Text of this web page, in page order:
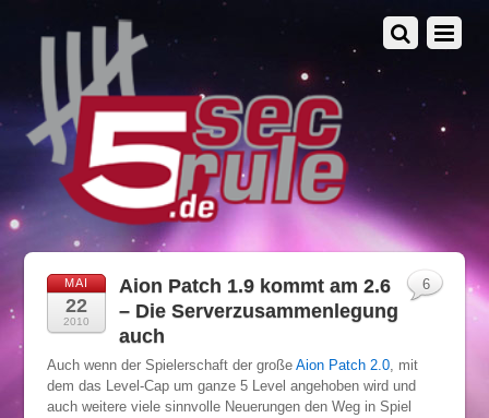
MAI
22
2010
Aion Patch 1.9 kommt am 2.6
– Die Serverzusammenlegung
auch
Auch wenn der Spielerschaft der große Aion Patch 2.0, mit
dem das Level-Cap um ganze 5 Level angehoben wird und
auch weitere viele sinnvolle Neuerungen den Weg in Spiel
6